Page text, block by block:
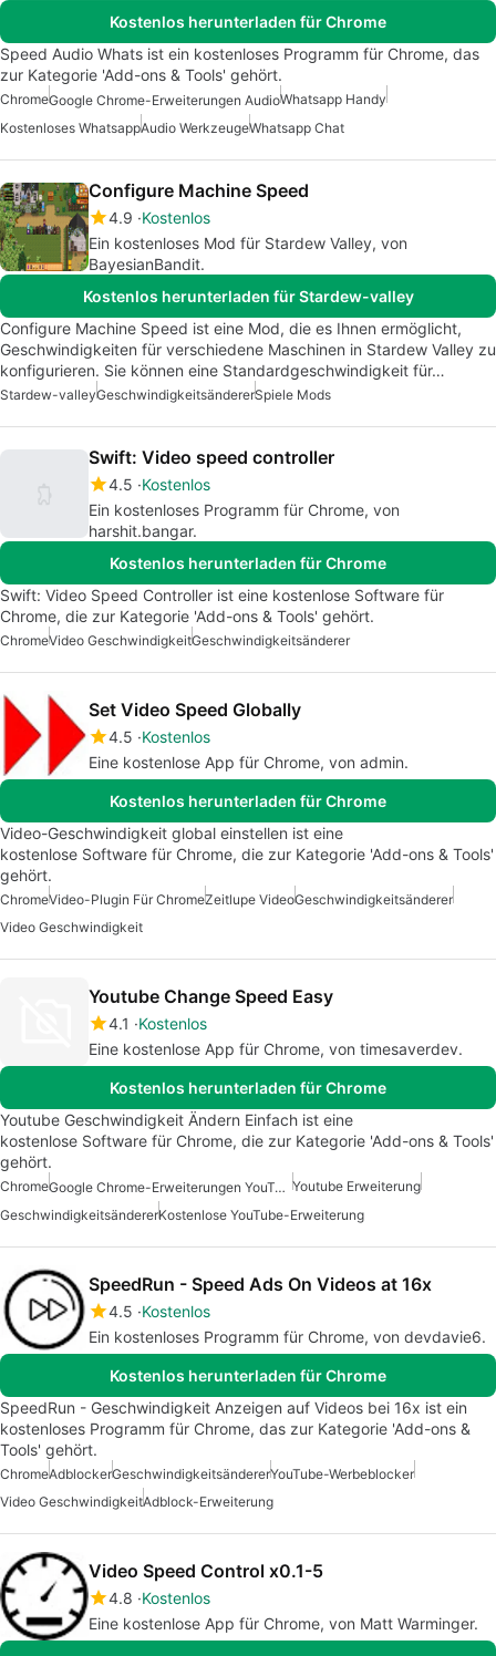
Kostenlos herunterladen für Chrome
Speed Audio Whats ist ein kostenloses Programm für Chrome, das
zur Kategorie 'Add-ons & Tools' gehört.
ChromeGoogle Chrome-Erweiterungen AudioWhatsapp Handy
Kostenloses WhatsappAudio WerkzeugeWhatsapp Chat
Configure Machine Speed
4.9 Kostenlos
Ein kostenloses Mod für Stardew Valley, von
BayesianBandit.
Kostenlos herunterladen für Stardew-valley
Configure Machine Speed ist eine Mod, die es Ihnen ermöglicht,
Geschwindigkeiten für verschiedene Maschinen in Stardew Valley zu
konfigurieren. Sie können eine Standardgeschwindigkeit für…
Stardew-valleyGeschwindigkeitsändererSpiele Mods
Swift: Video speed controller
4.5 Kostenlos
Ein kostenloses Programm für Chrome, von
harshit.bangar.
Kostenlos herunterladen für Chrome
Swift: Video Speed Controller ist eine kostenlose Software für
Chrome, die zur Kategorie 'Add-ons & Tools' gehört.
ChromeVideo GeschwindigkeitGeschwindigkeitsänderer
Set Video Speed Globally
4.5 Kostenlos
Eine kostenlose App für Chrome, von admin.
Kostenlos herunterladen für Chrome
Video-Geschwindigkeit global einstellen ist eine
kostenlose Software für Chrome, die zur Kategorie 'Add-ons & Tools'
gehört.
ChromeVideo-Plugin Für ChromeZeitlupe VideoGeschwindigkeitsänderer
Video Geschwindigkeit
Youtube Change Speed Easy
4.1
Kostenlos
Eine kostenlose App für Chrome, von timesaverdev.
Kostenlos herunterladen für Chrome
Youtube Geschwindigkeit Ändern Einfach ist eine
kostenlose Software für Chrome, die zur Kategorie 'Add-ons & Tools'
gehört.
Chrome Google Chrome-Erweiterungen YouTube Youtube Erweiterung
GeschwindigkeitsändererKostenlose YouTube-Erweiterung
SpeedRun - Speed Ads On Videos at 16x
4.5 Kostenlos
Ein kostenloses Programm für Chrome, von devdavie6.
Kostenlos herunterladen für Chrome
SpeedRun - Geschwindigkeit Anzeigen auf Videos bei 16x ist ein
kostenloses Programm für Chrome, das zur Kategorie 'Add-ons &
Tools' gehört.
ChromeAdblockerGeschwindigkeitsändererYouTube-Werbeblocker
Video GeschwindigkeitAdblock-Erweiterung
Video Speed Control x0.1-5
4.8 Kostenlos
Eine kostenlose App für Chrome, von Matt Warminger.